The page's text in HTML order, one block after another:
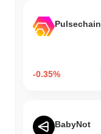
-0.35%
BabyNot